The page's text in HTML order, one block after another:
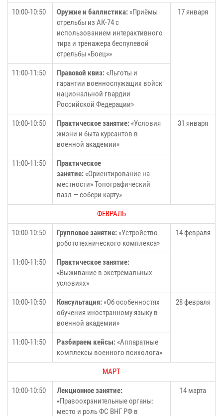
10:00-10:50 Оружие и баллистика: «Приёмы
стрельбы из АК-74 с
использованием интерактивного
тира и тренажера беспулевой
стрельбы «Боец»»
17 января
11:00-11:50 Правовой квиз: «Льготы и
гарантии военнослужащих войск
национальной гвардии
Российской Федерации»
10:00-10:50 Практическое занятие: «Условия
жизни и быта курсантов в
военной академии»
31 января
11:00-11:50
Практическое
занятие: «Ориентирование на
местности» Топографический
пазл — собери карту»
ФЕВРАЛЬ
10:00-10:50 Групповое занятие: «Устройство
робототехнического комплекса»
14 февраля
11:00-11:50
Практическое занятие:
«Выживание в экстремальных
условиях»
10:00-10:50 Консультация: «Об особенностях
обучения иностранному языку в
военной академии»
28 февраля
11:00-11:50 Разбираем кейсы: «Аппаратные
комплексы военного психолога»
МАРТ
10:00-10:50
Лекционное занятие:
«Правоохранительные органы:
место и роль ФС ВНГ РФ в
14 марта